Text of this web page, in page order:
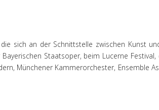
sich an der Schnittstelle zwischen Kunst
Staatsoper, beim Lucerne
Münchener Kammerorchester, Ensemble